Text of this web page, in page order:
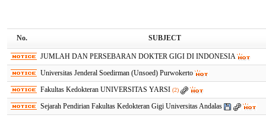
No. SUBJECT
JUMLAH DAN PERSEBARAN DOKTER GIGI DI INDONESIA
Universitas Jenderal Soedirman (Unsoed) Purwokerto
Fakultas Kedokteran UNIVERSITAS YARSI (2)
Sejarah Pendirian Fakultas Kedokteran Gigi Universitas Andalas